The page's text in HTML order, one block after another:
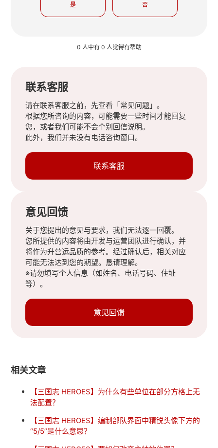
是 否
0 人中有 0 人觉得有帮助
联系客服
请在联系客服之前，先查看「常见问题」。
根据您所咨询的内容，可能需要一些时间才能回复
您，或者我们可能不会个别回信说明。
此外，我们并未没有电话咨询窗口。
联系客服
意见回馈
关于您提出的意见与要求，我们无法逐一回覆。
您所提供的内容将由开发与运营团队进行确认，并
将作为升营运品质的参考。经过确认后，相关对应
可能无法达到您的期望。恳请理解。
※请勿填写个人信息（如姓名、电话号码、住址
等）。
意见回馈
相关文章
【三国志 HEROES】为什么有些单位在部分方格上无
法配置？
【三国志 HEROES】编制部队界面中精锐头像下方的
“5/5”是什么意思？